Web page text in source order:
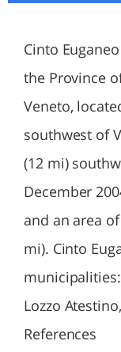
Cinto
the Province
Veneto,
southwest of
(12 mi)
December
and an area
mi). Cinto
Lozzo
References